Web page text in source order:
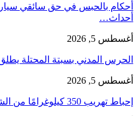
أحكام بالحبس في حق سائقي
أحداث…
أغسطس 5, 2026
الحرس المدني بسبتة المحتلة
أغسطس 5, 2026
إحباط تهريب 350 كيلوغرامًا من الشيرا محشوة داخل قوالب…